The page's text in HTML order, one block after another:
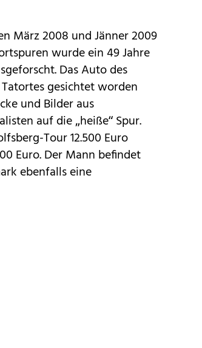
März 2008 und Jänner 2009
wurde ein 49 Jahre
Das Auto des
gesichtet worden
und Bilder aus
auf die „heiße“ Spur.
Tour 12.500 Euro
Euro. Der Mann befindet
ebenfalls eine